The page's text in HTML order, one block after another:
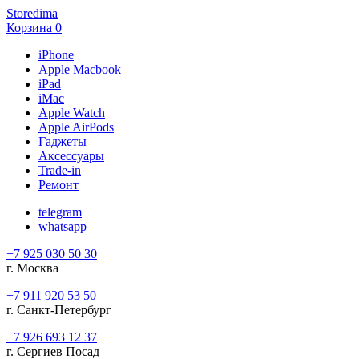
Storedima
Корзина 0
iPhone
Apple Macbook
iPad
iMac
Apple Watch
Apple AirPods
Гаджеты
Аксессуары
Trade-in
Ремонт
telegram
whatsapp
+7 925 030 50 30
г. Москва
+7 911 920 53 50
г. Санкт-Петербург
+7 926 693 12 37
г. Сергиев Посад